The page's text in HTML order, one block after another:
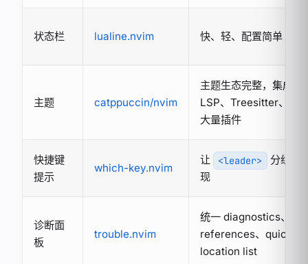
状态栏 lualine.nvim 快、轻、配置简单
主题 catppuccin/nvim
主题生态完整，集成
LSP、Treesitter、补
大量插件
快捷键
提示
which-key.nvim
让 <leader>
分组可
现
诊断面
板
trouble.nvim
统一 diagnostics、
references、quickfix
location list